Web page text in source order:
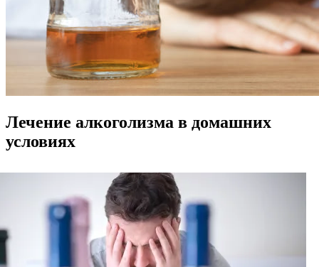
Лечение алкоголизма в домашних
условиях